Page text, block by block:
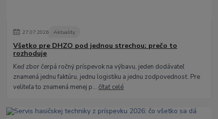
27.07.2026 Aktuality
Všetko pre DHZO pod jednou strechou: prečo to
rozhoduje
Keď zbor čerpá ročný príspevok na výbavu, jeden dodávateľ
znamená jednu faktúru, jednu logistiku a jednu zodpovednosť. Pre
veliteľa to znamená menej p...čítať celé